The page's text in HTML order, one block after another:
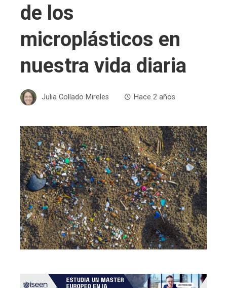
de los
microplásticos en
nuestra vida diaria
Julia Collado Mireles Hace 2 años